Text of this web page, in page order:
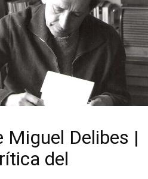
Miguel Delibes |
del